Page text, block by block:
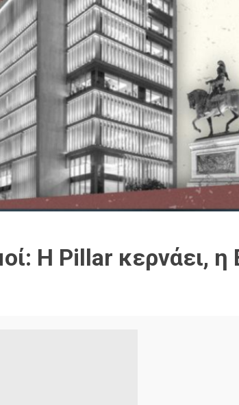
H Pillar κερνάει, η